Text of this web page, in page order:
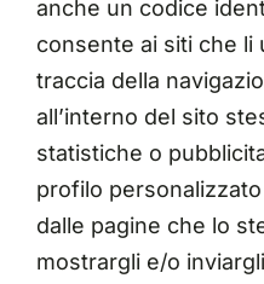
anche un codice
consente ai siti che li
traccia della
all’interno del sito
statistiche o
profilo
dalle pagine che lo
mostrargli e/o